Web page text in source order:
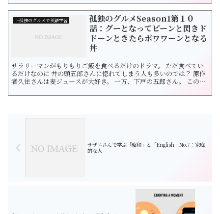
び・幸せを教えてくれるこのドラマ。日本食文化の真髄を見せてく
れます。 Season2 第5話は白楽駅近くのキッチン友で孤独飯です。
ま...
├孤独のグルメで英語学習
孤独のグルメSeason1第１０
話：グーとなってピーンと閃きド
ドーンときたらポワワーンとなる
丼
サラリーマンがもりもりご飯を食べるだけのドラマ。 ただ食べてい
るだけなのに 井の頭五郎さんに惚れてしまう人も多いのでは？ 原作
者久住さんは麦ジュースが大好き。 一方、下戸の五郎さん。 このバ
すね。 食べる喜び・ありがたみを教えてくれるこのドラマ。 日本食
サザエさんで学ぶ「昭和」と「English」No.7：家庭
的な人